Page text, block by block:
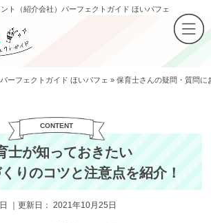
ト（紹介会社）パーフェクトガイド ほいパフェ
ーフェクトガイド ほいパフェ » 保育士さんの疑問・質問に
士が知っておきたい
りのコツと注意点を紹介！
｜更新日：2021年10月25日